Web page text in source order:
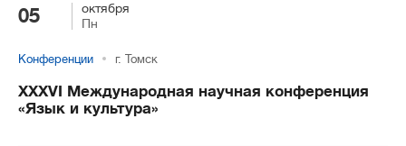
05
октября
Пн
Конференции г. Томск
ХХХVI Международная научная конференция
«Язык и культура»